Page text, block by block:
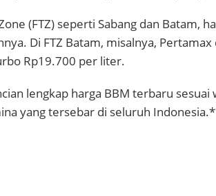
(FTZ) seperti Sabang dan Batam,
Di FTZ Batam, misalnya,
Rp19.700 per liter.
lengkap harga BBM terbaru sesuai
yang tersebar di seluruh